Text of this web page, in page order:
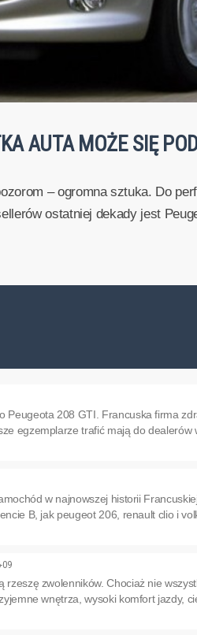
AUTA MOŻE SIĘ
– ogromna sztuka. Do
ostatniej dekady jest
208 GTI. Francuska firma
egzemplarze trafić mają do dealerów
w najnowszej historii
B, jak peugeot 206, renault clio i
09
zwolenników. Chociaż nie
wnętrza, wysoki komfort jazdy,